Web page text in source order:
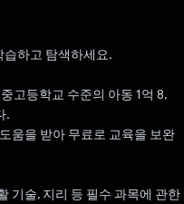
습하고 탐색하세요.
고등학교 수준의 아동 1억 8,
.
움을 받아 무료로 교육을 보완
기술, 지리 등 필수 과목에 관한